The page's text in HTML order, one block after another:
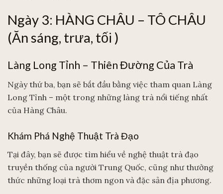
Ngày 3: HÀNG CHÂU – TÔ CHÂU
(Ăn sáng, trưa, tối )
Làng Long Tỉnh – Thiên Đường Của Trà
Ngày thứ ba, bạn sẽ bắt đầu bằng việc tham quan Làng
Long Tỉnh – một trong những làng trà nổi tiếng nhất
của Hàng Châu.
Khám Phá Nghệ Thuật Trà Đạo
Tại đây, bạn sẽ được tìm hiểu về nghệ thuật trà đạo
truyền thống của người Trung Quốc, cũng như thưởng
thức những loại trà thơm ngon và đặc sản địa phương.